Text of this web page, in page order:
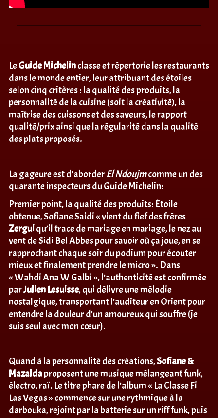
LeGuide Michelinclasse et répertorie les restaurants
dans le monde entier, leur attribuant des étoiles
selon cinq critères : la qualité des produits, la
personnalité de la cuisine (soit la créativité), la
maîtrise des cuissons et des saveurs, le rapport
qualité/prix ainsi que la régularité dans la qualité
des plats proposés.
La gageure est d’aborderEl Ndoujmcomme un des
quarante inspecteurs du Guide Michelin:
Premier point, la qualité des produits: Étoile
obtenue, Sofiane Saidi « vient du fief des frères
Zerguiqu’il trace de mariage en mariage, le nez au
vent de Sidi Bel Abbes pour savoir où ça joue, en se
rapprochant chaque soir du podium pour écouter
mieux et finalement prendre le micro ». Dans
« Wahdi Ana W Galbi », l’authenticité est confirmée
parJulien Lesuisse, qui délivre une mélodie
nostalgique, transportant l’auditeur en Orient pour
entendre la douleur d’un amoureux qui souffre (je
suis seul avec mon cœur).
Quand à la personnalité des créations,Sofiane &
Mazaldaproposent une musique mélangeant funk,
électro, raï. Le titre phare de l’album « La Classe Fi
Las Vegas » commence sur une rythmique à la
darbouka, rejoint par la batterie sur un riff funk, puis